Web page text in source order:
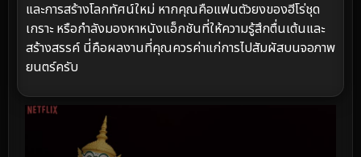
และการสร้างโลกทัศน์ใหม่ หากคุณคือแฟนตัวยงของฮีโร่ชุด
เกราะ หรือกำลังมองหาหนังแอ็กชันที่ให้ความรู้สึกตื่นเต้นและ
สร้างสรรค์ นี่คือผลงานที่คุณควรค่าแก่การไปสัมผัสบนจอภาพ
ยนตร์ครับ